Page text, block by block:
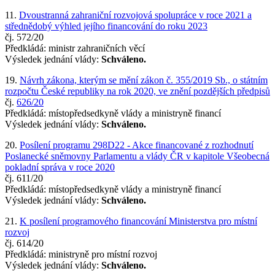
11. Dvoustranná zahraniční rozvojová spolupráce v roce 2021 a
střednědobý výhled jejího financování do roku 2023
čj. 572/20
Předkládá: ministr zahraničních věcí
Výsledek jednání vlády: Schváleno.
19. Návrh zákona, kterým se mění zákon č. 355/2019 Sb., o státním
rozpočtu České republiky na rok 2020, ve znění pozdějších předpisů
čj. 626/20
Předkládá: místopředsedkyně vlády a ministryně financí
Výsledek jednání vlády: Schváleno.
20. Posílení programu 298D22 - Akce financované z rozhodnutí
Poslanecké sněmovny Parlamentu a vlády ČR v kapitole Všeobecná
pokladní správa v roce 2020
čj. 611/20
Předkládá: místopředsedkyně vlády a ministryně financí
Výsledek jednání vlády: Schváleno.
21. K posílení programového financování Ministerstva pro místní
rozvoj
čj. 614/20
Předkládá: ministryně pro místní rozvoj
Výsledek jednání vlády: Schváleno.